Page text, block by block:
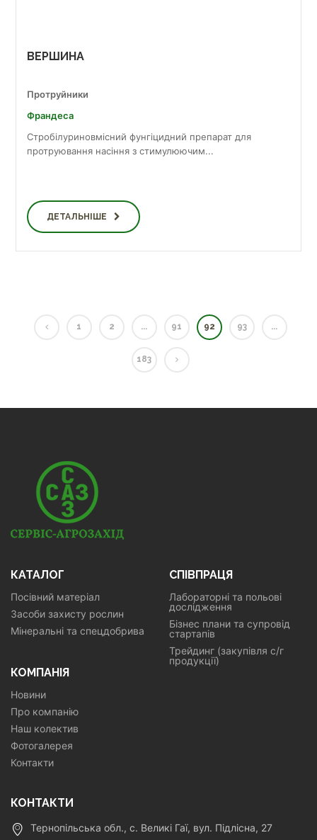
ВЕРШИНА
Протруйники
Франдеса
Стробілуриновмісний фунгіцидний препарат для
протруювання насіння з стимулюючим...
ДЕТАЛЬНІШЕ
1 2 ... 91 92 93 ...
183
КАТАЛОГ
Посівний матеріал
Засоби захисту рослин
Мінеральні та спецдобрива
СПІВПРАЦЯ
Лабораторні та польові
дослідження
Бізнес плани та супровід
стартапів
Трейдинг (закупівля с/г
продукції)
КОМПАНІЯ
Новини
Про компанію
Наш колектив
Фотогалерея
Контакти
КОНТАКТИ
Тернопільська обл., с. Великі Гаї, вул. Підлісна, 27